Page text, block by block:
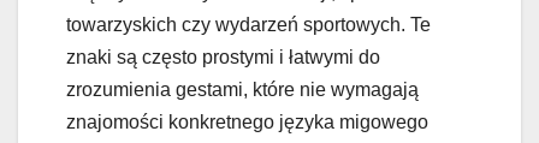
towarzyskich czy wydarzeń sportowych. Te
znaki są często prostymi i łatwymi do
zrozumienia gestami, które nie wymagają
znajomości konkretnego języka migowego